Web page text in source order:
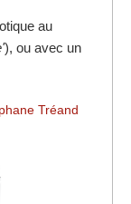
au
), ou avec un